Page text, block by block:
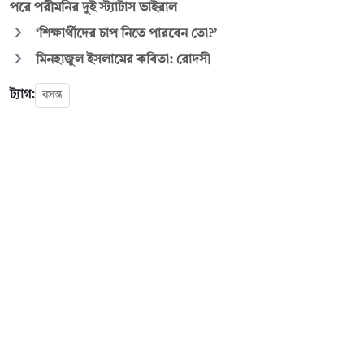
পরে পরীমনির দুই স্ট্যাটাস ভাইরাল
‘শিক্ষার্থীদের চাপ নিতে পারবেন তো?’
মিনহাজুল ইসলামের কবিতা: রোদসী
ট্যাগ: বসন্ত